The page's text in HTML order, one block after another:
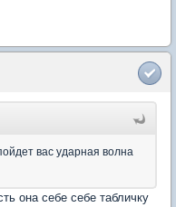
вас ударная волна
она себе себе табличку